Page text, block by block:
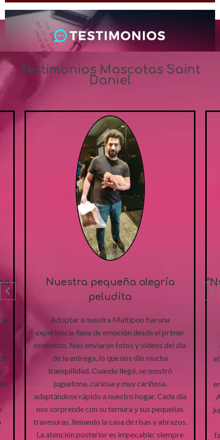
Testimonios Mascotas Saint
Daniel
“Nuestro pequeño príncipe llego
a casa
Cuando recibimos a nuestro Yorkshire,
sentimos que la felicidad había llegado a
nuestro hogar. Desde el primer contacto, la
atención fue cálida, cercana y muy profesional;
nos enviaron fotos y videos del día de la
entrega, lo que nos dio muchísima tranquilidad.
Al llegar, nuestro pequeño se mostró curioso,
juguetón y cariñoso, adaptándose rápidamente
como si siempre hubiera sido parte de la
familia. Cada día nos sorprende con su ternura